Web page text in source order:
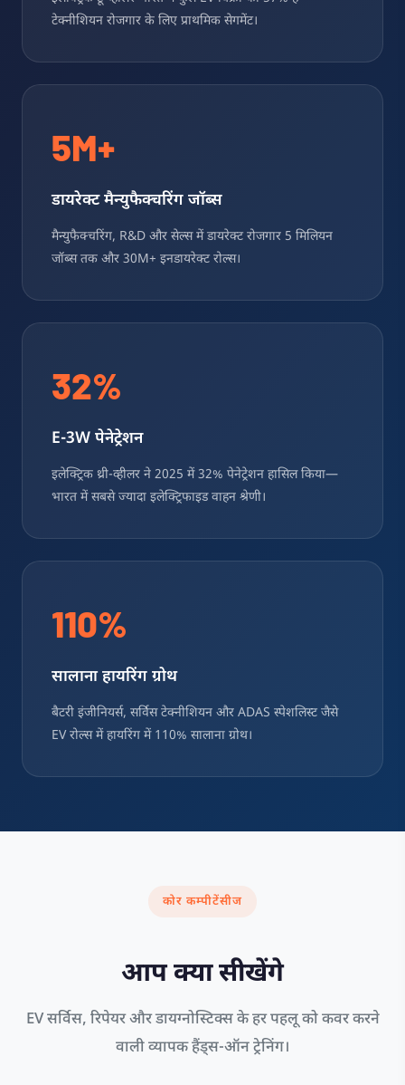
टेक्नीशियन रोजगार के लिए प्राथमिक सेगमेंट।
5M+
डायरेक्ट मैन्युफैक्चरिंग जॉब्स
मैन्युफैक्चरिंग, R&D और सेल्स में डायरेक्ट रोजगार 5 मिलियन
जॉब्स तक और 30M+ इनडायरेक्ट रोल्स।
32%
E-3W पेनेट्रेशन
इलेक्ट्रिक थ्री-व्हीलर ने 2025 में 32% पेनेट्रेशन हासिल किया—
भारत में सबसे ज्यादा इलेक्ट्रिफाइड वाहन श्रेणी।
110%
सालाना हायरिंग ग्रोथ
बैटरी इंजीनियर्स, सर्विस टेक्नीशियन और ADAS स्पेशलिस्ट जैसे
EV रोल्स में हायरिंग में 110% सालाना ग्रोथ।
कोर कम्पीटेंसीज
आप क्या सीखेंगे
EV सर्विस, रिपेयर और डायग्नोस्टिक्स के हर पहलू को कवर करने
वाली व्यापक हैंड्स-ऑन ट्रेनिंग।